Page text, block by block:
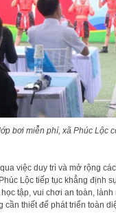
bơi miễn phí, xã Phúc Lộc
việc duy trì và mở rộng
Lộc tiếp tục khẳng định
tập, vui chơi an toàn,
cần thiết để phát triển toàn